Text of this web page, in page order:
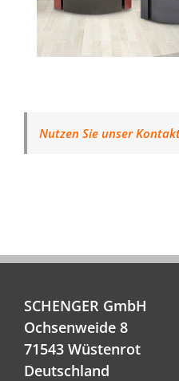
Nutzen Sie unser
SCHENGER GmbH
Ochsenweide 8
71543 Wüstenrot
Deutschland